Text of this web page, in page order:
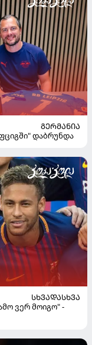
ᲒᲔᲠᲛᲐᲜᲘᲐ
დაბრუნდა
ᲡᲮᲕᲐᲓᲐᲡᲮᲕᲐ
ვერ მოიგო" -